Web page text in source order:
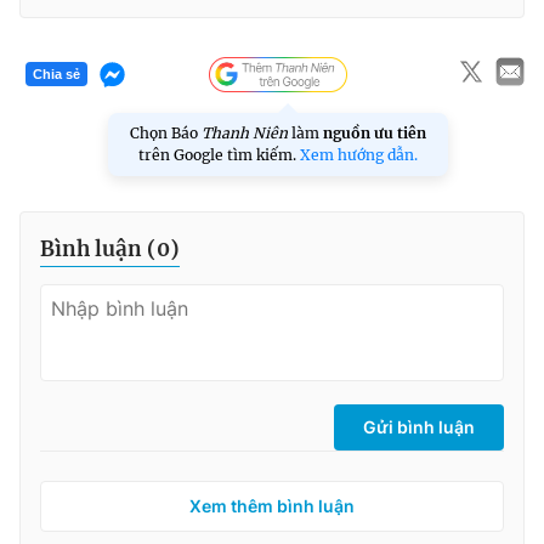
Chia sẻ
Chọn Báo Thanh Niên làm nguồn ưu tiên
trên Google tìm kiếm. Xem hướng dẫn.
Bình luận (0)
Gửi bình luận
Xem thêm bình luận